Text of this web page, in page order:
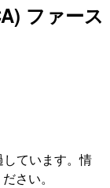
ファース
ています。情
さい。